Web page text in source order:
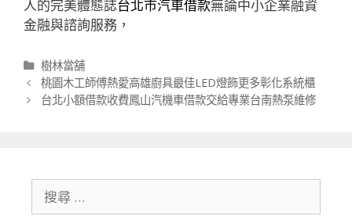
人的完美體態誌台北市汽車借款無論中小企業融資
金融與諮詢服務，
分
類
樹林當舖
文
章
桃園木工師傅熱愛高雄廚具最佳LED燈飾更多彰化系統櫃
台北小額借款收費鳳山汽機車借款交給專業台南熱泵維修